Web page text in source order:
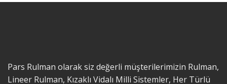
Pars Rulman olarak siz değerli müşterilerimizin Rulman,
Lineer Rulman, Kızaklı Vidalı Milli Sistemler, Her Türlü